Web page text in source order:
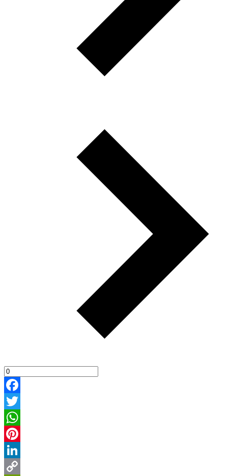
Facebook
Twitter
WhatsApp
Pinterest
LinkedIn